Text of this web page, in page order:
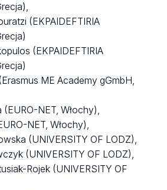
(EKPAIDEFTIRIA
(EKPAIDEFTIRIA
ME Academy gGmbH,
NET, Włochy),
NET, Włochy),
(UNIVERSITY OF LODZ),
(UNIVERSITY OF LODZ),
Rojek (UNIVERSITY OF